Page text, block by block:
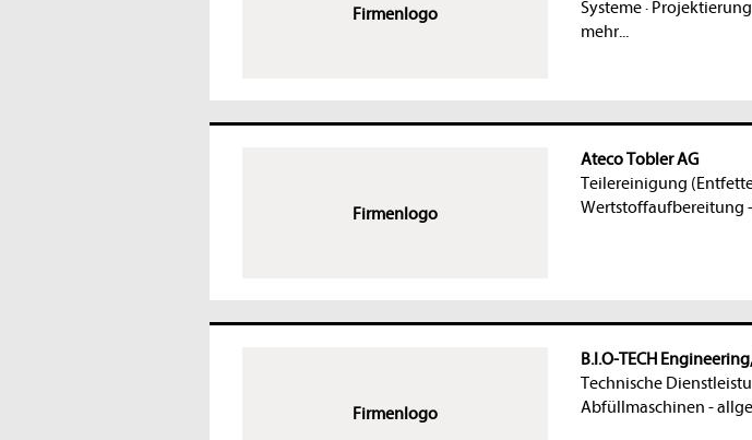
Firmenlogo
Systeme· Projektierung
mehr...
Firmenlogo
Ateco Tobler AG
Teilereinigung
Wertstoffaufbereitung
Firmenlogo
B.I.O-TECH
Technische
Abfüllmaschinen -